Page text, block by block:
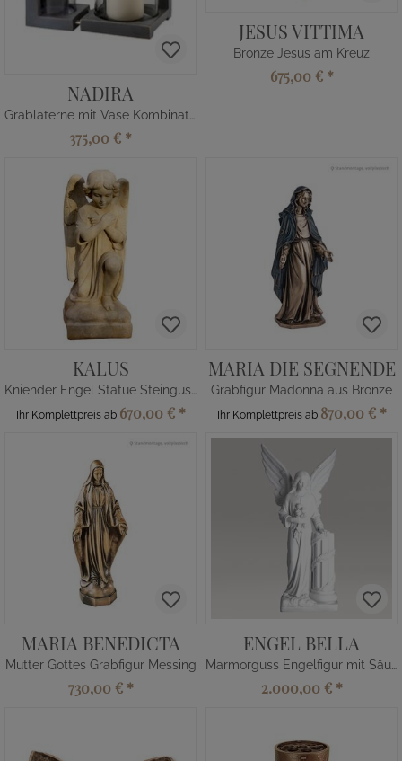
NADIRA
Grablaterne mit Vase Kombination
375,00 € *
JESUS VITTIMA
Bronze Jesus am Kreuz
675,00 € *
KALUS
Kniender Engel Statue Steinguss
Ihr Komplettpreis ab 670,00 € *
MARIA DIE SEGNENDE
Grabfigur Madonna aus Bronze
Ihr Komplettpreis ab 870,00 € *
MARIA BENEDICTA
Mutter Gottes Grabfigur Messing
730,00 € *
ENGEL BELLA
Marmorguss Engelfigur mit Säule
2.000,00 € *